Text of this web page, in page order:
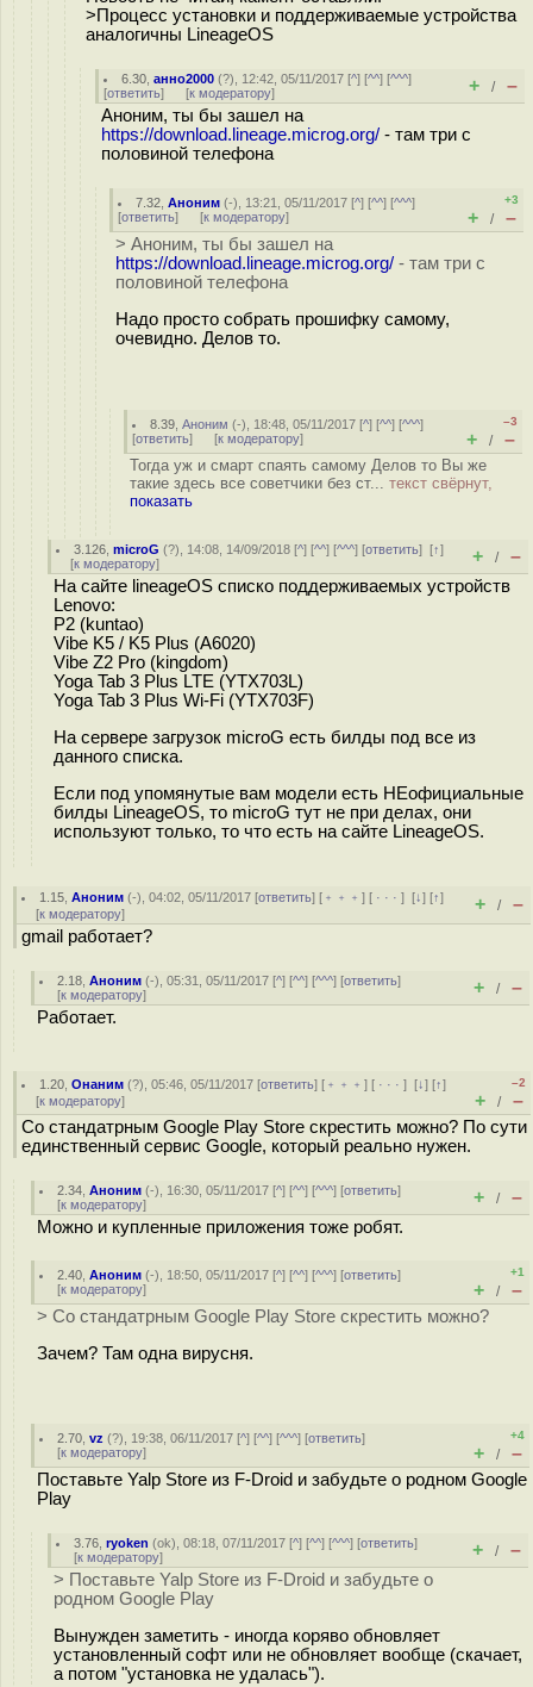
>Процесс установки и поддерживаемые устройства
аналогичны LineageOS
6.30 ,анно2000 (?), 12:42, 05/11/2017 [^] [^^] [^^^]
[ответить] [к модератору] + / –
Аноним, ты бы зашел на
https://download.lineage.microg.org/ - там три с
половиной телефона
7.32 ,Аноним (-), 13:21, 05/11/2017 [^] [^^] [^^^]
[ответить] [к модератору]
+3
+ / –
> Аноним, ты бы зашел на
https://download.lineage.microg.org/ - там три с
половиной телефона
Надо просто собрать прошифку самому,
очевидно. Делов то.
8.39 ,Аноним (-), 18:48, 05/11/2017 [^] [^^] [^^^]
[ответить] [к модератору]
–3
+ / –
Тогда уж и смарт спаять самому Делов то Вы же
такие здесь все советчики без ст... текст свёрнут,
показать
3.126 ,microG (?), 14:08, 14/09/2018 [^] [^^] [^^^] [ответить][↑]
[к модератору] + / –
На сайте lineageOS списко поддерживаемых устройств
Lenovo:
P2 (kuntao)
Vibe K5 / K5 Plus (A6020)
Vibe Z2 Pro (kingdom)
Yoga Tab 3 Plus LTE (YTX703L)
Yoga Tab 3 Plus Wi-Fi (YTX703F)
На сервере загрузок microG есть билды под все из
данного списка.
Если под упомянутые вам модели есть НЕофициальные
билды LineageOS, то microG тут не при делах, они
используют только, то что есть на сайте LineageOS.
1.15 ,Аноним (-), 04:02, 05/11/2017 [ответить] [ ﹢﹢﹢] [ · · ·][↓] [↑]
[к модератору] + / –
gmail работает?
2.18 ,Аноним (-), 05:31, 05/11/2017 [^] [^^] [^^^] [ответить]
[к модератору] + / –
Работает.
1.20 ,Онаним (?), 05:46, 05/11/2017 [ответить] [ ﹢﹢﹢] [ · · ·][↓] [↑]
[к модератору]
–2
+ / –
Со стандатрным Google Play Store скрестить можно? По сути
единственный сервис Google, который реально нужен.
2.34 ,Аноним (-), 16:30, 05/11/2017 [^] [^^] [^^^] [ответить]
[к модератору] + / –
Можно и купленные приложения тоже робят.
2.40 ,Аноним (-), 18:50, 05/11/2017 [^] [^^] [^^^] [ответить]
[к модератору]
+1
+ / –
> Со стандатрным Google Play Store скрестить можно?
Зачем? Там одна вирусня.
2.70 ,vz (?), 19:38, 06/11/2017 [^] [^^] [^^^] [ответить]
[к модератору]
+4
+ / –
Поставьте Yalp Store из F-Droid и забудьте о родном Google
Play
3.76 ,ryoken (ok), 08:18, 07/11/2017 [^] [^^] [^^^] [ответить]
[к модератору] + / –
> Поставьте Yalp Store из F-Droid и забудьте о
родном Google Play
Вынужден заметить - иногда коряво обновляет
установленный софт или не обновляет вообще (скачает,
а потом "установка не удалась").